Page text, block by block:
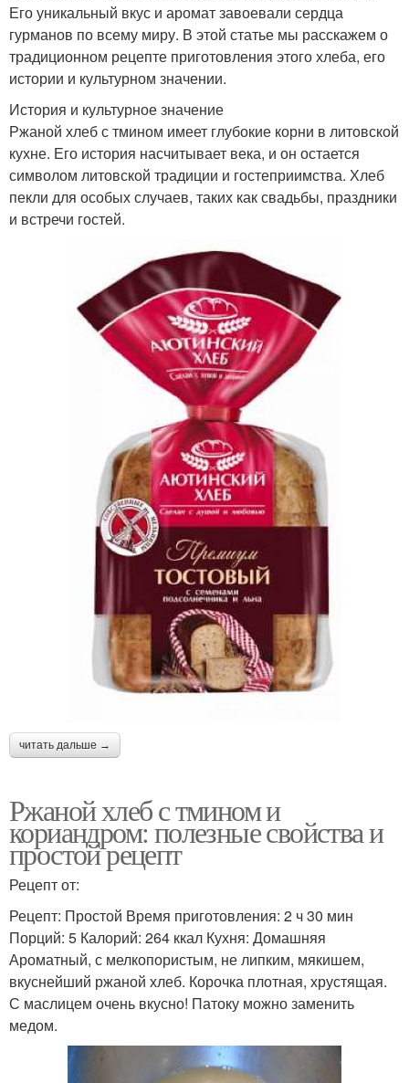
Его уникальный вкус и аромат завоевали сердца
гурманов по всему миру. В этой статье мы расскажем о
традиционном рецепте приготовления этого хлеба, его
истории и культурном значении.
История и культурное значение
Ржаной хлеб с тмином имеет глубокие корни в литовской
кухне. Его история насчитывает века, и он остается
символом литовской традиции и гостеприимства. Хлеб
пекли для особых случаев, таких как свадьбы, праздники
и встречи гостей.
читать дальше →
Ржаной хлеб с тмином и
кориандром: полезные свойства и
простой рецепт
Рецепт от:
Рецепт: Простой Время приготовления: 2 ч 30 мин
Порций: 5 Калорий: 264 ккал Кухня: Домашняя
Ароматный, с мелкопористым, не липким, мякишем,
вкуснейший ржаной хлеб. Корочка плотная, хрустящая.
С маслицем очень вкусно! Патоку можно заменить
медом.